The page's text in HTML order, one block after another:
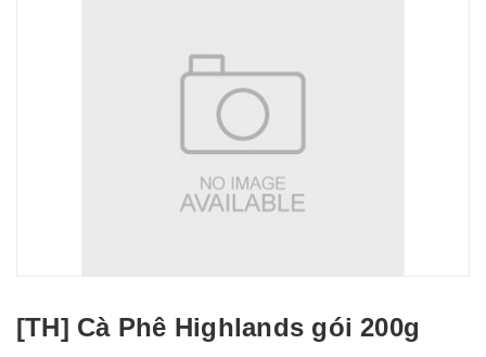
[TH] Cà Phê Highlands gói 200g